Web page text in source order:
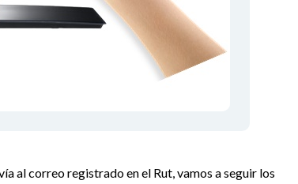
al correo registrado en el Rut, vamos a seguir los